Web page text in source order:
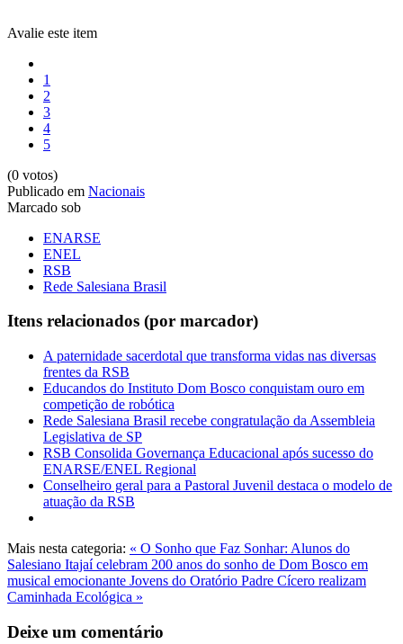
Avalie este item
1
2
3
4
5
(0 votos)
Publicado em Nacionais
Marcado sob
ENARSE
ENEL
RSB
Rede Salesiana Brasil
Itens relacionados (por marcador)
A paternidade sacerdotal que transforma vidas nas diversas
frentes da RSB
Educandos do Instituto Dom Bosco conquistam ouro em
competição de robótica
Rede Salesiana Brasil recebe congratulação da Assembleia
Legislativa de SP
RSB Consolida Governança Educacional após sucesso do
ENARSE/ENEL Regional
Conselheiro geral para a Pastoral Juvenil destaca o modelo de
atuação da RSB
Mais nesta categoria: « O Sonho que Faz Sonhar: Alunos do
Salesiano Itajaí celebram 200 anos do sonho de Dom Bosco em
musical emocionante Jovens do Oratório Padre Cícero realizam
Caminhada Ecológica »
Deixe um comentário